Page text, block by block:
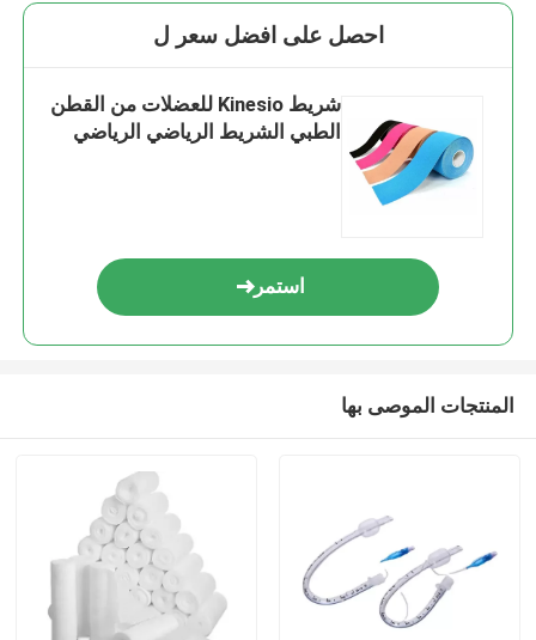
احصل على افضل سعر ل
شريط Kinesio للعضلات من القطن
الطبي الشريط الرياضي الرياضي
استمر
المنتجات الموصى بها